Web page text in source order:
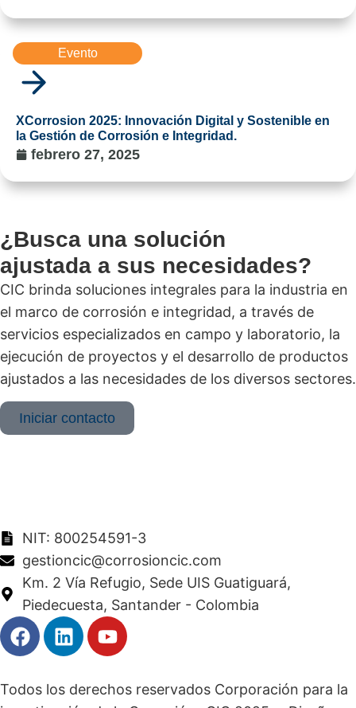
Evento
XCorrosion 2025: Innovación Digital y Sostenible en
la Gestión de Corrosión e Integridad.
febrero 27, 2025
¿Busca una solución
ajustada a sus necesidades?
CIC brinda soluciones integrales para la industria en
el marco de corrosión e integridad, a través de
servicios especializados en campo y laboratorio, la
ejecución de proyectos y el desarrollo de productos
ajustados a las necesidades de los diversos sectores.
Iniciar contacto
NIT: 800254591-3
gestioncic@corrosioncic.com
Km. 2 Vía Refugio, Sede UIS Guatiguará,
Piedecuesta, Santander - Colombia
Todos los derechos reservados Corporación para la